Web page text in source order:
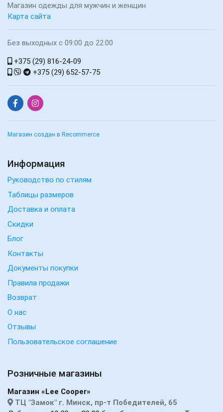
Магазин одежды для мужчин и женщин
Карта сайта
Без выходных с 09:00 до 22:00
+375 (29) 816-24-09
+375 (29) 652-57-75
Магазин создан в Recommerce
Информация
Руководство по стилям
Таблицы размеров
Доставка и оплата
Скидки
Блог
Контакты
Документы покупки
Правила продажи
Возврат
О нас
Отзывы
Пользовательское соглашение
Розничные магазины
Магазин «Lee Cooper»
ТЦ "Замок" г. Минск, пр-т Победителей, 65